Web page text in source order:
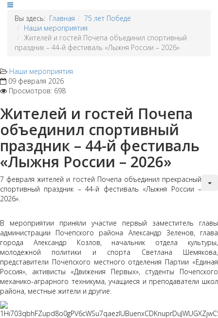
Вы здесь: Главная
75 лет Победе
Наши мероприятия
Жителей и гостей Почепа объединил спортивный
праздник – 44-й фестиваль «Лыжня России – 2026»
Наши мероприятия
09 февраля 2026
Просмотров: 698
Жителей и гостей Почепа
объединил спортивный
праздник – 44-й фестиваль
«Лыжня России – 2026»
7 февраля жителей и гостей Почепа объединил прекрасный
спортивный праздник – 44-й фестиваль «Лыжня России –
2026».
В мероприятии приняли участие первый заместитель главы
администрации Почепского района Александр Зеленов, глава
города Александр Козлов, начальник отдела культуры,
молодежной политики и спорта Светлана Шемякова,
представители Почепского местного отделения Партии «Единая
Россия», активисты «Движения Первых», студенты Почепского
механико-аграрного техникума, учащиеся и преподаватели школ
района, местные жители и другие.